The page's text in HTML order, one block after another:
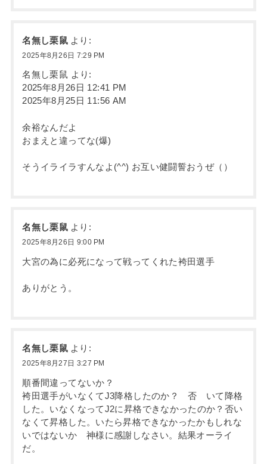
名無し栗鼠 より:
2025年8月26日 7:29 PM
名無し栗鼠 より:
2025年8月26日 12:41 PM
2025年8月25日 11:56 AM
余裕なんだよ
おまえと違ってな(爆)
そうイライラすんなよ(^^) お互い健闘誓おうぜ（）
名無し栗鼠 より:
2025年8月26日 9:00 PM
大宮の為に必死になって戦ってくれた袴田選手
ありがとう。
名無し栗鼠 より:
2025年8月27日 3:27 PM
順番間違ってないか？
袴田選手がいなくてJ3降格したのか？ 否 いて降格
した。いなくなってJ2に昇格できなかったのか？否い
なくて昇格した。いたら昇格できなかったかもしれな
いではないか 神様に感謝しなさい。結果オーライ
だ。